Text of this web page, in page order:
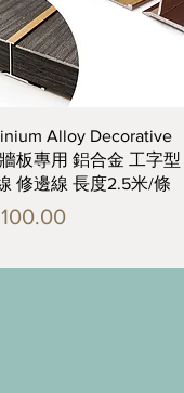
快速瀏覽
Alloy Decorative
板專用 鋁合金 工字型
修邊線 長度2.5米/條